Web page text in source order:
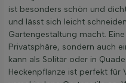
ist besonders schön und
und lässt sich leicht
Gartengestaltung macht.
Privatsphäre, sondern auch
kann als Solitär oder in
Heckenpflanze ist perfekt für